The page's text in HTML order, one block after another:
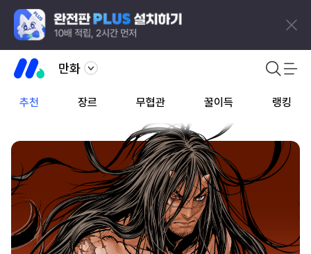
만화
추천 장르 무협관 꿀이득 랭킹